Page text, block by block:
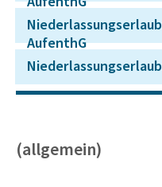
(allgemein)
AufenthG